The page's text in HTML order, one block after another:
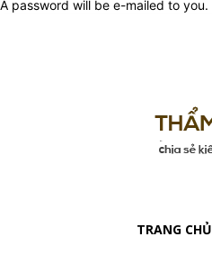
A password will be e-mailed to you.
TRANG CHỦ